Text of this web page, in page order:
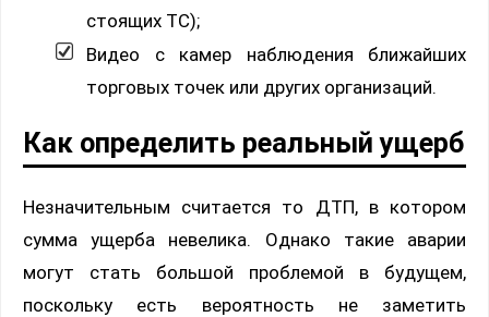
стоящих ТС);
Видео с камер наблюдения ближайших
торговых точек или других организаций.
Как определить реальный ущерб
Незначительным считается то ДТП, в котором
сумма ущерба невелика. Однако такие аварии
могут стать большой проблемой в будущем,
поскольку есть вероятность не заметить